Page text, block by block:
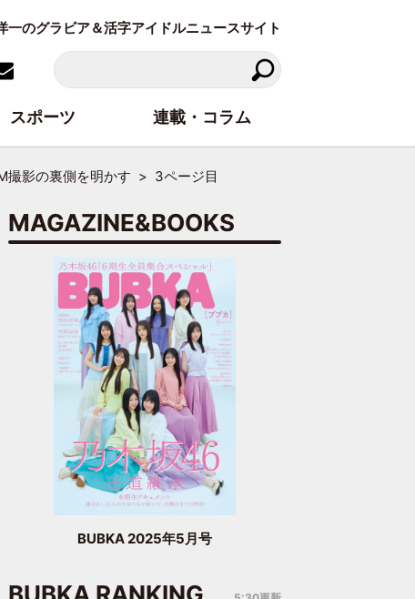
のグラビア＆活字アイドルニュースサイト
撮影の裏側を明かす 3ページ目
MAGAZINE&BOOKS
BUBKA 2025年5月号
スポーツ 連載・コラム